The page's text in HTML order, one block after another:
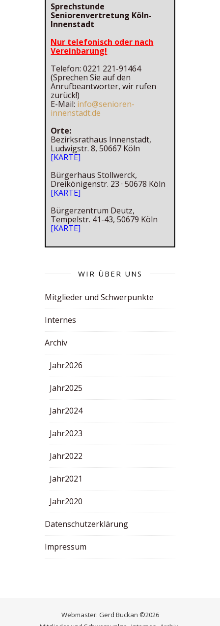
Sprechstunde
Seniorenvertretung Köln-
Innenstadt
Nur telefonisch oder nach
Vereinbarung!
Telefon: 0221 221-91464
(Sprechen Sie auf den
Anrufbeantworter, wir rufen
zurück!)
E-Mail: info@senioren-
innenstadt.de
Orte:
Bezirksrathaus Innenstadt,
Ludwigstr. 8, 50667 Köln
[KARTE]
Bürgerhaus Stollwerck,
Dreikönigenstr. 23 · 50678 Köln
[KARTE]
Bürgerzentrum Deutz,
Tempelstr. 41-43, 50679 Köln
[KARTE]
WIR ÜBER UNS
Mitglieder und Schwerpunkte
Internes
Archiv
Jahr2026
Jahr2025
Jahr2024
Jahr2023
Jahr2022
Jahr2021
Jahr2020
Datenschutzerklärung
Impressum
Webmaster: Gerd Buckan ©2026